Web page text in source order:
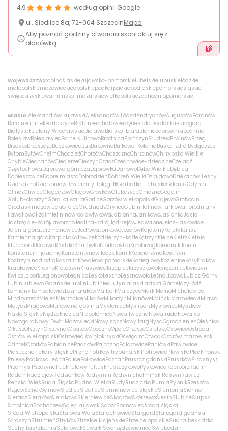
4,9
według opinii Google
ul. Siedlice 8a,72-004 SzczecinMapa
Aby poznać godziny otwarcia skontaktuj się z
placówką
Województwa:dolnośląskiekujawsko-pomorskielubelskielubuskiełódzkie
małopolskiemazowieckieopolskiepodkarpackiepodlaskiepomorskieśląskie
świętokrzyskiewarmińsko-mazurskiewielkopolskiezachodniopomorskie
Miasto:Aleksandrów kujawskiAleksandrów ŁódzkiAndrychówAugustówBaranów
BarcinBarlinekBartoszyceBędzinBełchatówBełżyceBiała PodlaskaBiałogard
BiałystokBielany WrocławskieBielawaBielsko-białaBłonieBobrownikiBochnia
BolesławBolesławiecBorne sulinowoBrodnicaBrończynBrudzewBrwinówBrzeg
BrzeskoBrzeszczeBuczkowiceBukBukownoBulkowo-KoloniaBusko-zdrójBydgoszcz
BytomBytówChełmChodzieżChorzówChoszcznoChrzanówChrzypsko Wielkie
ChybieCiechanówCiecierzeCieszynCzaczCzechowice-dziedziceCzeladź
CzęstochowaDąbrowa górniczaDąbrówkaDarłowoDębe WielkieDębica
DobieszowiceDobre miastoDobrodzieńDobrzeń WielkiDziałdowoDziekanów Leśny
DzierżążnoDzierżoniówDźwierzutyElblągEłkGarbatka-LetniskoGdańskGdynia
GlinczGliwiceGłogoczówGłogówGłoskówGłubczyceGnieznoGogolin
Golub-dobrzyńGóra kalwariaGorliceGorzów wielkopolskiGrajewoGrębocin
Grodzisk mazowieckiGrójecGrudziądzGryficeGubinHalinówHarklowaHorodniany
IławaIłowaIłżaImielinInowrocławIwkowaJabłonnaJanikowoJasionkaJasło
Jastrzębie-zdrójJaworznoJedlina-zdrójJędrzejówJedwabneJelcz-laskowice
Jelenia góraJerzmanowiceJodłowaJonkowoJózefówKajetanyKaletyKalisz
Kamienna góraKarpickoKatowiceKędzierzyn-koźleKętrzynKielceKietrzKletnia
KluczborkKłodawaKłodzkoKnurówKobiórKobyłkaKołobrzegKomornikiKonin
Konstancin-jeziornaKonstantynów łódzkiKórnikKościerzynaKostrzyn
Kostrzyn nad odrąKoszalinKowalewo pomorskieKoziegłowyKozieniceKozyKraków
KrapkowiceKrosnoKrotoszynKruszwicaKrzepiceKrzyszkowoKsiążeniceKwidzyn
KwilczLęborkLegionowoLegnicaLeskoLesznoLesznowolaLeźnoLipowaLubicz Górny
LubinLublewo GdańskieLublinLubliniecLutyniaŁaskŁaziska GórnełazyŁódź
ŁomiankiŁomżałowiczŁozinałukówMalborkMalczyceMarkiMełnoMichałowice
MiędzyrzeczMielecMierzęciceMikołówMikorzynMilanówekMińsk MazowieckiMława
MotyczMrągowoMurowana goślinaMyśleniceMyślibórzMysłowiceMyszków
Nakło ŚląskieNędzaNidzicaNiepołomiceNowa IwicznaNowa rudaNowa sól
NowogardNowy Dwór MazowieckiNowy sączNowy targNysaOgrodzieniecOleśnica
OlkuszOlsztynOlsztynekOpatówOpocznoOpoleOrzeszeOsielskoOsowiecOstróda
Ostrów wielkopolskiOstrowiec świętokrzyskiOświęcimOtwockOżarów mazowiecki
OzimekOzorkówPabianicePaczkówPajęcznoPalczowicePaniówkiPawłowice
PiasecznoPiekary śląskiePilznoPiotrków trybunalskiPiotrowicePlewiskaPłockPłońsk
PniewyPodkowa leśnaPolicePolkowicePoznańPruszcz gdańskiPruszkówPrzasnysz
PrzemyślPszczynaPuckPuławyPułtuskPuszczykowoPyskowiceRacibórzRadlin
RadomRadziejówRadzionkówRadzyminRadzyń chełmińskiRaszynRawicz
Reńska WieśRuda ŚląskaRudna WielkaRudyRudziczkaRumiaRybnikRzeszów
RzgówSanokSarnówSiedlceSiedliceSiemianowice śląskieSiemoniaSienno
SieradzSierakówSierakowoSkierniewiceSkoczówSkórzewoŚlesinSłubiceSłupsk
SmolnicaSochaczewSolec kujawskiSopotSosnowiecśroda śląska
Środa WielkopolskaStalowa WolaStarachowiceStargardStarogard gdański
StraszynStrumieńStrykówStrzelce krajeńskieStrzelce opolskieSucha beskidzka
Suchy Las/ZłotnikiSulejówekSuwałkiSwarzędzświdnicaŚwiebodzin